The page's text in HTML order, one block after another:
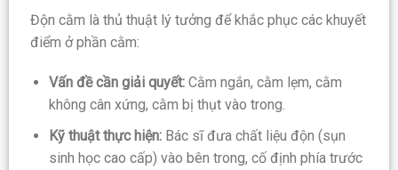
Độn cằm là thủ thuật lý tưởng để khắc phục các khuyết
điểm ở phần cằm:
Vấn đề cần giải quyết:Cằm ngắn, cằm lẹm, cằm
không cân xứng, cằm bị thụt vào trong.
Kỹ thuật thực hiện:Bác sĩ đưa chất liệu độn (sụn
sinh học cao cấp) vào bên trong, cố định phía trước